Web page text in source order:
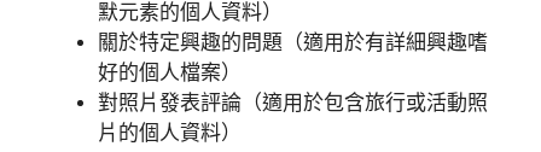
默元素的個人資料）
關於特定興趣的問題（適用於有詳細興趣嗜
好的個人檔案）
對照片發表評論（適用於包含旅行或活動照
片的個人資料）